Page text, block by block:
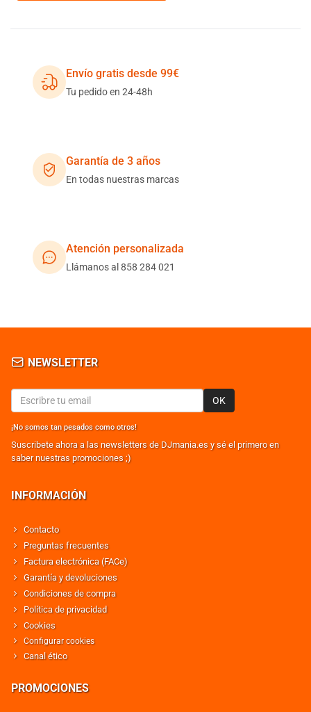
Envío gratis desde 99€
Tu pedido en 24-48h
Garantía de 3 años
En todas nuestras marcas
Atención personalizada
Llámanos al 858 284 021
NEWSLETTER
OK
¡No somos tan pesados como otros!
Suscribete ahora a las newsletters de DJmania.es y sé el primero en
saber nuestras promociones ;)
INFORMACIÓN
Contacto
Preguntas frecuentes
Factura electrónica (FACe)
Garantía y devoluciones
Condiciones de compra
Política de privacidad
Cookies
Configurar cookies
Canal ético
PROMOCIONES